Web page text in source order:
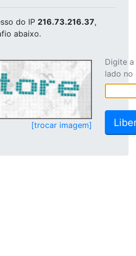
do IP 216.73.216.37,
abaixo.
[trocar imagem]
Digite
lado no